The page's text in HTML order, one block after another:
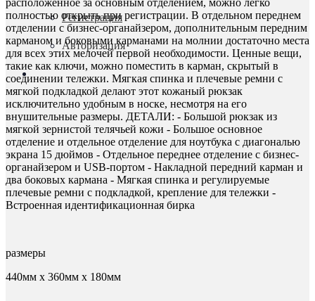
Регистрация
Авторизация
полностью открыть при регистрации. В отдельном переднем
отделении с бизнес-органайзером, дополнительным передним
карманом и боковыми карманами на молнии достаточно места
для всех этих мелочей первой необходимости. Ценные вещи,
такие как ключи, можно поместить в карман, скрытый в
соединении тележки. Мягкая спинка и плечевые ремни с
мягкой подкладкой делают этот кожаный рюкзак
исключительно удобным в носке, несмотря на его
внушительные размеры. ДЕТАЛИ: - Большой рюкзак из
мягкой зернистой телячьей кожи - Большое основное
отделение и отдельное отделение для ноутбука с диагональю
экрана 15 дюймов - Отдельное переднее отделение с бизнес-
органайзером и USB-портом - Накладной передний карман и
два боковых кармана - Мягкая спинка и регулируемые
плечевые ремни с подкладкой, крепление для тележки -
Встроенная идентификационная бирка
размеры
440мм х 360мм х 180мм